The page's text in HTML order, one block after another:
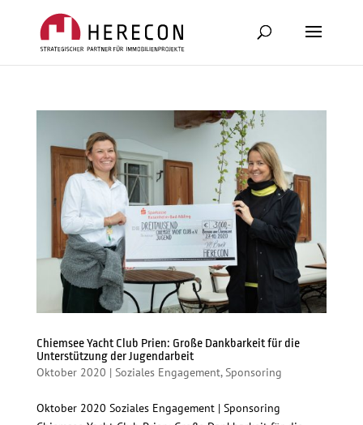
Chiemsee Yacht Club Prien: Große Dankbarkeit für die
Unterstützung der Jugendarbeit
Oktober 2020 | Soziales Engagement,Sponsoring
Oktober 2020 Soziales Engagement | Sponsoring